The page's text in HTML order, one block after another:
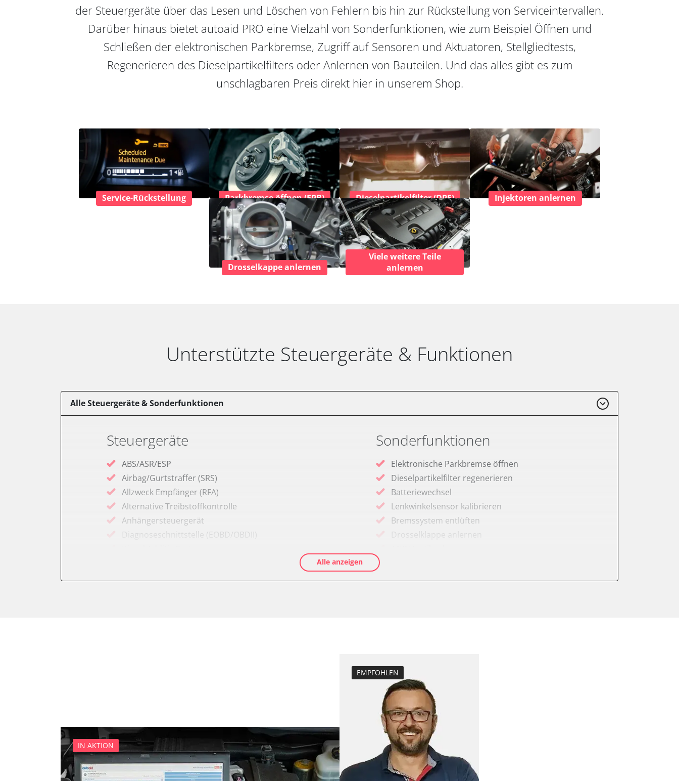
der Steuergeräte über das Lesen und Löschen von Fehlern bis hin zur Rückstellung von Serviceintervallen.
Darüber hinaus bietet autoaid PRO eine Vielzahl von Sonderfunktionen, wie zum Beispiel Öffnen und
Schließen der elektronischen Parkbremse, Zugriff auf Sensoren und Aktuatoren, Stellgliedtests,
Regenerieren des Dieselpartikelfilters oder Anlernen von Bauteilen. Und das alles gibt es zum
unschlagbaren Preis direkt hier in unserem Shop.
Service-Rückstellung Parkbremse öffnen (EPB) Dieselpartikelfilter (DPF) Injektoren anlernen
Drosselkappe anlernen
Viele weitere Teile
anlernen
Unterstützte Steuergeräte & Funktionen
Alle Steuergeräte & Sonderfunktionen
Steuergeräte
ABS/ASR/ESP
Airbag/Gurtstraffer (SRS)
Allzweck Empfänger (RFA)
Alternative Treibstoffkontrolle
Anhängersteuergerät
Diagnoseschnittstelle (EOBD/OBDII)
Seitenhinderniserkennung links (SODL)
Sekundäre Luftheizung
Servolenkung
Sitzelektronik Fahrer
Sonderfunktionen
Elektronische Parkbremse öffnen
Dieselpartikelfilter regenerieren
Batteriewechsel
Lenkwinkelsensor kalibrieren
Bremssystem entlüften
Drosselklappe anlernen
Differenzdruck Sensor anlernen
Einspritzdüsen anlernen
Elektronische Parkbremse schließen
ESP test
Grundeinstellung
Hochdruckpumpe Initialisierung
Injektor Adaptionswerte zurücksetzen
Injektoren einstellen
Alle anzeigen
IN AKTION
EMPFOHLEN